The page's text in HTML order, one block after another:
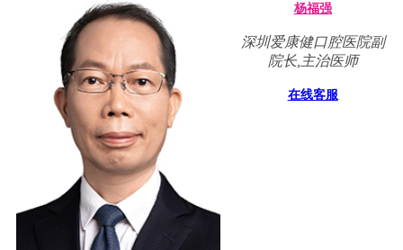
杨福强
深圳爱康健口腔医院副
院长,主治医师
在线客服